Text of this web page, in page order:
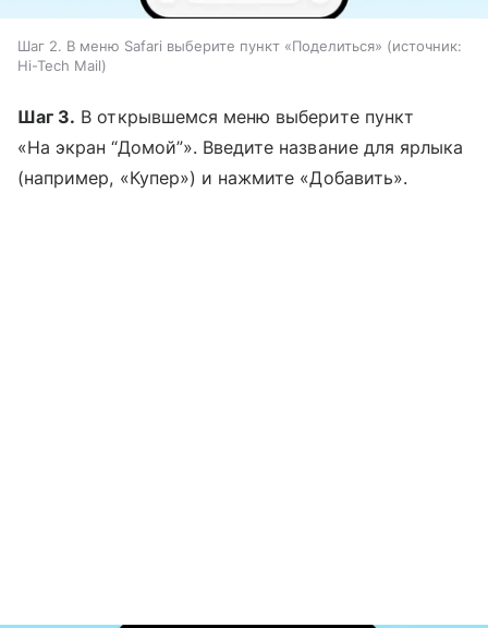
Шаг 2. В меню Safari выберите пункт «Поделиться»
источник:
Hi-Tech Mail
Шаг 3. В открывшемся меню выберите пункт
«На экран “Домой”». Введите название для ярлыка
(например, «Купер») и нажмите «Добавить».